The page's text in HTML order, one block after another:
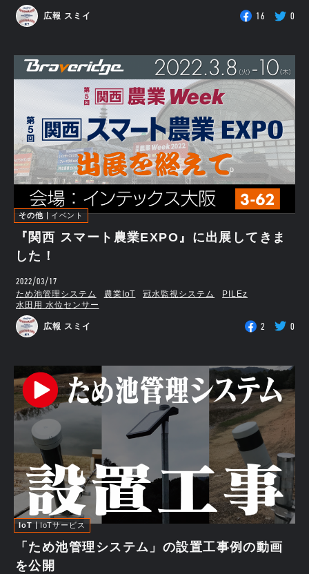
広報 スミイ 16 0
その他 イベント
『関西 スマート農業EXPO』に出展してきま
した！
2022/03/17
ため池管理システム 農業IoT 冠水監視システム
PILEz
水田用 水位センサー
広報 スミイ 2 0
IoT IoTサービス
「ため池管理システム」の設置工事例の動画
を公開